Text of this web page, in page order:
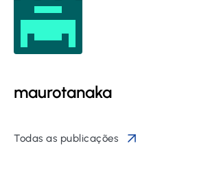
maurotanaka
Todas as publicações